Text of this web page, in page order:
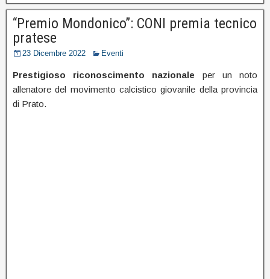
“Premio Mondonico”: CONI premia tecnico
pratese
23 Dicembre 2022 Eventi
Prestigioso riconoscimento nazionale per un noto
allenatore del movimento calcistico giovanile della provincia
di Prato.